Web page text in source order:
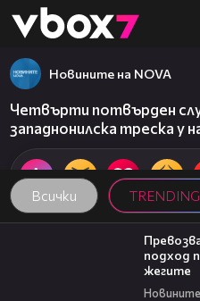
👾
Всички TRENDING
Новините на NOVA
Четвърти потвърден
западнонилска треска у
06:06
подход
жегите
Новините